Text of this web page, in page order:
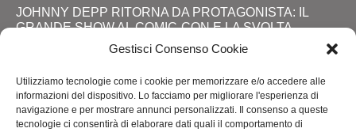
Gestisci Consenso Cookie
Utilizziamo tecnologie come i cookie per memorizzare e/o accedere alle
informazioni del dispositivo. Lo facciamo per migliorare l'esperienza di
navigazione e per mostrare annunci personalizzati. Il consenso a queste
tecnologie ci consentirà di elaborare dati quali il comportamento di
JOHNNY DEPP RITORNA DA PROTAGONISTA: IL
GRANDE SHOW AL COMIC-CON E LA SVOLTA
RIMINI, LOLA STAR “ANTICIPA” IL PRIDE CON UNA
“PROMENADE” DI SPETTACOLI SUL LUNGOMARE DA
MAREBELLO A MIRAMARE